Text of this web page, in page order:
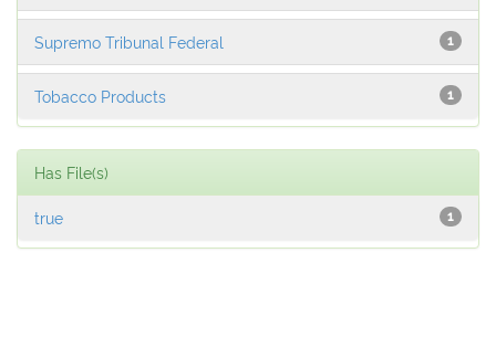
1
Supremo Tribunal Federal
1
Tobacco Products
Has File(s)
1
true